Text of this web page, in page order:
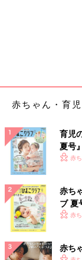
赤ちゃん・育
育児
夏号
いっ
赤
赤ち
ブ 夏
く！
赤
赤ち